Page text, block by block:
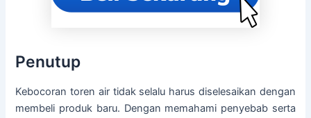
Penutup
Kebocoran toren air tidak selalu harus diselesaikan dengan
membeli produk baru. Dengan memahami penyebab serta